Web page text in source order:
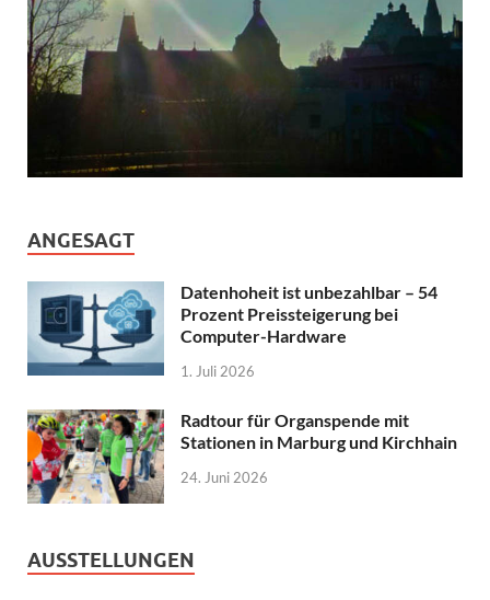
ANGESAGT
Datenhoheit ist unbezahlbar – 54
Prozent Preissteigerung bei
Computer-Hardware
1. Juli 2026
Radtour für Organspende mit
Stationen in Marburg und Kirchhain
24. Juni 2026
AUSSTELLUNGEN